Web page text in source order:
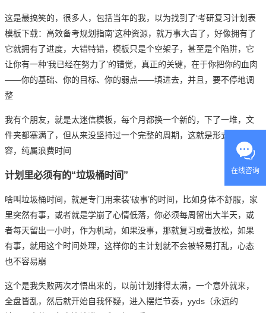
这是最搞笑的，很多人，包括当年的我，以为找到了‘考研复习计划表
模板下载：高效备考规划指南’这种资源，就万事大吉了，好像拥有了
它就拥有了进度，大错特错，模板只是个空架子，甚至是个陷阱，它
让你有一种‘我已经在努力了’的错觉，真正的关键，在于你把你的血肉
——你的基础、你的目标、你的弱点——填进去，并且，要不停地调
整
我有个朋友，就是太迷信模板，每个月都换一个新的，下了一堆，文
件夹都塞满了，但从来没坚持过一个完整的周期，这就是形式大于内
容，纯属浪费时间
计划里必须有的“垃圾桶时间”
啥叫垃圾桶时间，就是专门用来装‘破事’的时间，比如身体不舒服，家
里突然有事，或者就是学崩了心情低落，你必须每周留出大半天，或
者每天留出一小时，作为机动，如果没事，那就复习或者放松，如果
有事，就用这个时间处理，这样你的主计划就不会被轻易打乱，心态
也不容易崩
这个是我失败两次才悟出来的，以前计划排得太满，一个意外就来，
全盘皆乱，然后就开始自我怀疑，进入摆烂节奏，yyds（永远的
在线咨询